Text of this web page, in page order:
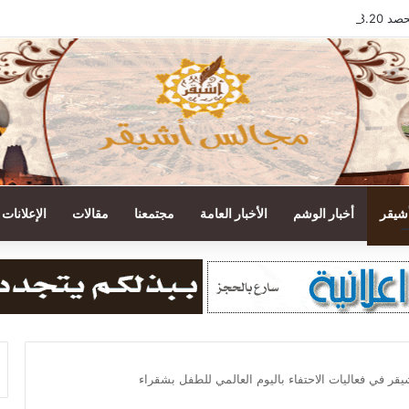
2025م
أخبار الوشم الأخبار العامة مجتمعنا مقالات الإعلانات
في فعاليات الاحتفاء باليوم العالمي للطفل بشقراء